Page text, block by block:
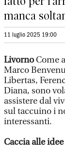
manca
11 luglio 2025 19:00
LivornoCome
Marco
Libertas,
Diana, sono
assistere dal
sul taccuino i
interessanti.
Caccia alle idee